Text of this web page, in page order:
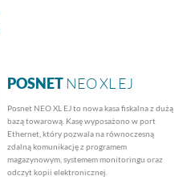
POSNETNEO XL EJ
Posnet NEO XL EJ to nowa kasa fiskalna z dużą
bazą towarową. Kasę wyposażono w port
Ethernet, który pozwala na równoczesną
zdalną komunikację z programem
magazynowym, systemem monitoringu oraz
odczyt kopii elektronicznej.